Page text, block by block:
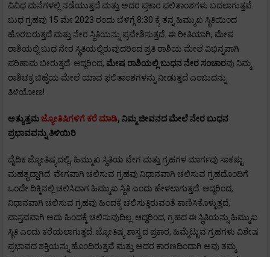
ವಿವಿಧ ಮನೆಗಳಲ್ಲಿ ನಡೆಯುತ್ತದೆ ಮತ್ತು ಅದರ ಪ್ರಕಾರ ಫಲಿತಾಂಶಗಳು ಬದಲಾಗುತ್ತವೆ.
ಬುಧ ಗ್ರಹವು 15 ಮೇ 2023 ರಂದು ಬೆಳಿಗ್ಗೆ 8:30 ಕ್ಕೆ ತನ್ನ ಹಿಮ್ಮುಖ ಸ್ಥಿತಿಯಿಂದ
ಹೊರಬರುತ್ತದೆ ಮತ್ತು ನೇರ ಸ್ಥಿತಿಯನ್ನು ಪ್ರವೇಶಿಸುತ್ತದೆ. ಈ ರೀತಿಯಾಗಿ, ಮೇಷ
ರಾಶಿಯಲ್ಲಿ ಬುಧ ನೇರ ಸ್ಥಿತಿಯಲ್ಲಿರುವುದರಿಂದ ಪ್ರತಿ ರಾಶಿಯ ಮೇಲೆ ವಿಭಿನ್ನವಾಗಿ
ಪರಿಣಾಮ ಬೀರುತ್ತದೆ. ಆದ್ದರಿಂದ, ಮೇಷ ರಾಶಿಯಲ್ಲಿ ಬುಧನ ನೇರ ಸಂಚಾರವು ನಿಮ್ಮ
ರಾಶಿಚಕ್ರ ಚಿಹ್ನೆಯ ಮೇಲೆ ಯಾವ ಫಲಿತಾಂಶಗಳನ್ನು ನೀಡುತ್ತದೆ ಎಂಬುದನ್ನು
ತಿಳಿಯೋಣ!
ಅತ್ಯುತ್ತಮಜ್ಯೋತಿಷಿಗಳಿಗೆ ಕರೆ ಮಾಡಿ, ನಿಮ್ಮ ಜೀವನದ ಮೇಲೆ ನೇರ ಬುಧನ
ಪ್ರಭಾವವನ್ನು ತಿಳಿಯಿರಿ
ವೈದಿಕ ಜ್ಯೋತಿಷ್ಯದಲ್ಲಿ, ಹಿಮ್ಮುಖ ಸ್ಥಿತಿಯ ವೇಗ ಮತ್ತು ಗ್ರಹಗಳ ಮಾರ್ಗವು ಸಾಕಷ್ಟು
ಮಹತ್ವದ್ದಾಗಿದೆ. ವೇಗವಾಗಿ ಚಲಿಸುವ ಗ್ರಹವು ನಿಧಾನವಾಗಿ ಚಲಿಸುವ ಗ್ರಹದೊಂದಿಗೆ
ಒಂದೇ ದಿಕ್ಕಿನಲ್ಲಿ ಚಲಿಸಿದಾಗ ಹಿಮ್ಮುಖ ಸ್ಥಿತಿ ಎಂದು ಹೇಳಲಾಗುತ್ತದೆ. ಆದ್ದರಿಂದ,
ನಿಧಾನವಾಗಿ ಚಲಿಸುವ ಗ್ರಹವು ಹಿಂದಕ್ಕೆ ಚಲಿಸುತ್ತಿರುವಂತೆ ಕಾಣಿಸಿಕೊಳ್ಳುತ್ತದೆ,
ವಾಸ್ತವವಾಗಿ ಅದು ಹಿಂದಕ್ಕೆ ಚಲಿಸುವುದಿಲ್ಲ. ಆದ್ದರಿಂದ, ಗ್ರಹದ ಈ ಸ್ಥಿತಿಯನ್ನು ಹಿಮ್ಮುಖ
ಸ್ಥಿತಿ ಎಂದು ಕರೆಯಲಾಗುತ್ತದೆ. ಜ್ಯೋತಿಷ್ಯ ಶಾಸ್ತ್ರದ ಪ್ರಕಾರ, ಹಿಮ್ಮೆಟ್ಟುವ ಗ್ರಹಗಳು ವಿಶೇಷ
ಪ್ರಭಾವದ ಶಕ್ತಿಯನ್ನು ಹೊಂದಿರುತ್ತವೆ ಮತ್ತು ಅದರ ಕಾರಣದಿಂದಾಗಿ ಅವು ತಮ್ಮ